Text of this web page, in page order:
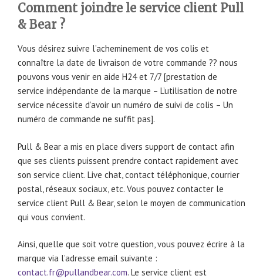
Comment joindre le service client Pull
& Bear ?
Vous désirez suivre l’acheminement de vos colis et
connaître la date de livraison de votre commande ?? nous
pouvons vous venir en aide H24 et 7/7 [prestation de
service indépendante de la marque – L’utilisation de notre
service nécessite d’avoir un numéro de suivi de colis – Un
numéro de commande ne suffit pas].
Pull & Bear a mis en place divers support de contact afin
que ses clients puissent prendre contact rapidement avec
son service client. Live chat, contact téléphonique, courrier
postal, réseaux sociaux, etc. Vous pouvez contacter le
service client Pull & Bear, selon le moyen de communication
qui vous convient.
Ainsi, quelle que soit votre question, vous pouvez écrire à la
marque via l’adresse email suivante :
contact.fr@pullandbear.com. Le service client est